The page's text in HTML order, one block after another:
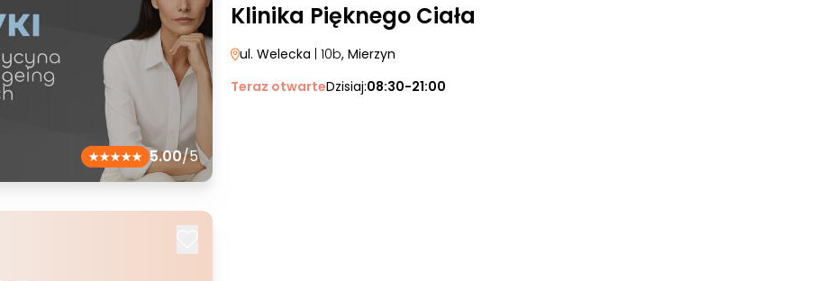
5.00/5
Klinika Pięknego Ciała
ul. Welecka | 10b, Mierzyn
Teraz otwarteDzisiaj:08:30-21:00